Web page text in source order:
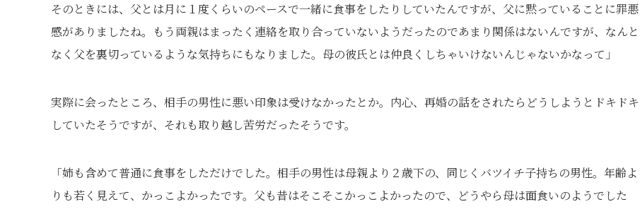
そのときには、父とは月に１度くらいのペースで一緒に食事をしたりしていたんですが、父に黙っていることに罪悪
感がありましたね。もう両親はまったく連絡を取り合っていないようだったのであまり関係はないんですが、なんと
なく父を裏切っているような気持ちにもなりました。母の彼氏とは仲良くしちゃいけないんじゃないかなって」
実際に会ったところ、相手の男性に悪い印象は受けなかったとか。内心、再婚の話をされたらどうしようとドキドキ
していたそうですが、それも取り越し苦労だったそうです。
「姉も含めて普通に食事をしただけでした。相手の男性は母親より２歳下の、同じくバツイチ子持ちの男性。年齢よ
りも若く見えて、かっこよかったです。父も昔はそこそこかっこよかったので、どうやら母は面食いのようでした